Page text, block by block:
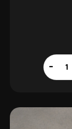
Veluws
pakket
–